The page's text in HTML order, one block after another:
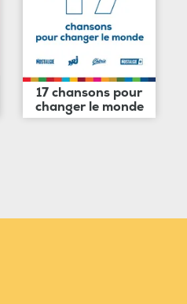
17 chansons pour
changer le monde